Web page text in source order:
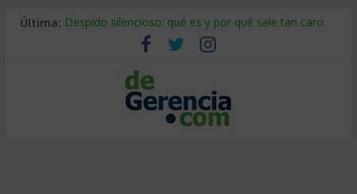
Última: Despido silencioso: qué es y por qué sale tan caro
La economía de Venezuela después del terremoto
Los 8 pasos de Kotter: liderar el cambio sin fracasar
Gestión de proyectos con IA: qué cambia en el oficio
IA y creatividad: cómo evitar que todos piensen igual